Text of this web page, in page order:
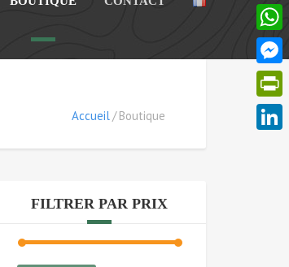
Accueil Boutique
FILTRER PAR PRIX